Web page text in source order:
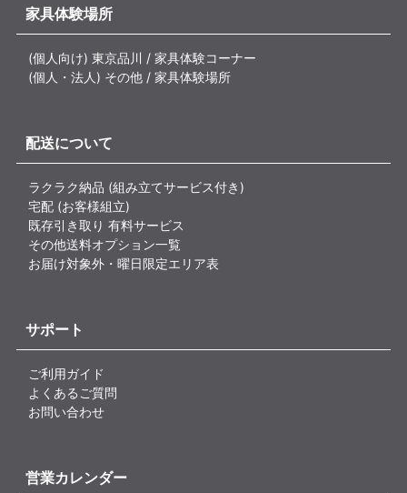
家具体験場所
(個人向け) 東京品川 / 家具体験コーナー
(個人・法人) その他 / 家具体験場所
配送について
ラクラク納品 (組み立てサービス付き)
宅配 (お客様組立)
既存引き取り 有料サービス
その他送料オプション一覧
お届け対象外・曜日限定エリア表
サポート
ご利用ガイド
よくあるご質問
お問い合わせ
営業カレンダー